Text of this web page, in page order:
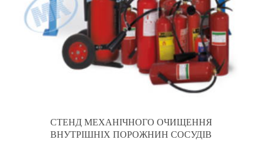
СТЕНД МЕХАНІЧНОГО ОЧИЩЕННЯ
ВНУТРІШНІХ ПОРОЖНИН СОСУДІВ